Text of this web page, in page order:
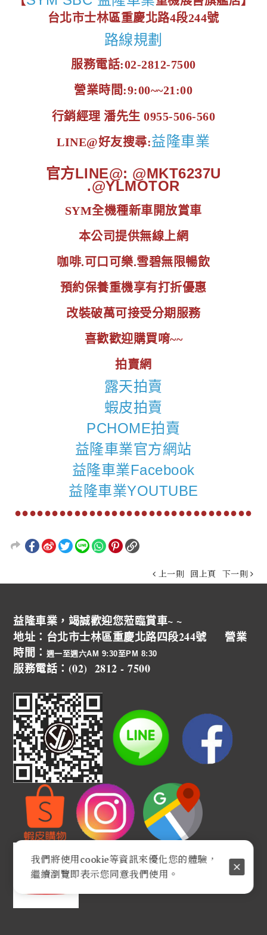
台北市士林區重慶北路4段244號
路線規劃
服務電話:02-2812-7500
營業時間:9:00~~21:00
行銷經理 潘先生 0955-506-560
LINE@好友搜尋:益隆車業
官方LINE@: @MKT6237U
.@YLMOTOR
SYM全機種新車開放賞車
本公司提供無線上網
咖啡.可口可樂.雪碧無限暢飲
預約保養重機享有打折優惠
改裝破萬可接受分期服務
喜歡歡迎購買唷~~
拍賣網
露天拍賣
蝦皮拍賣
PCHOME拍賣
益隆車業官方網站
益隆車業Facebook
益隆車業YOUTUBE
●●●●●●●●●●●●●●●●●●●●●●●●●●●●●●●●
上一則 回上頁 下一則
益隆車業，竭誠歡迎您蒞臨賞車~ ~
地址：台北市士林區重慶北路四段244號 營業
時間： 週一至週六AM 9:30至PM 8:30
服務電話：(02) 2812 - 7500
我們將使用cookie等資訊來優化您的體驗，
繼續瀏覽即表示您同意我們使用。